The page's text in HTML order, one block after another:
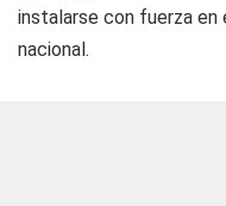
instalarse con fuerza
nacional.